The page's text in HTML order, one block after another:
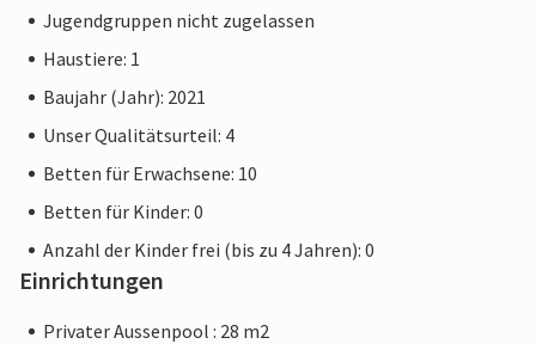
Jugendgruppen nicht zugelassen
Haustiere: 1
Baujahr (Jahr): 2021
Unser Qualitätsurteil: 4
Betten für Erwachsene: 10
Betten für Kinder: 0
Anzahl der Kinder frei (bis zu 4 Jahren): 0
Einrichtungen
Privater Aussenpool : 28 m2